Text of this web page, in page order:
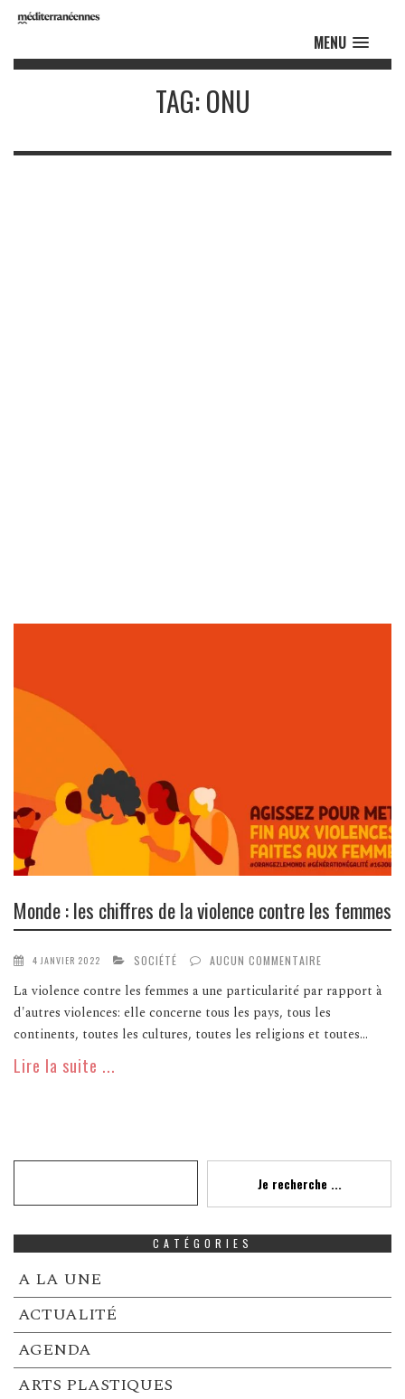
MENU
TAG: ONU
Monde : les chiffres de la violence contre les femmes
4 JANVIER 2022 SOCIÉTÉ AUCUN COMMENTAIRE
La violence contre les femmes a une particularité par rapport à
d'autres violences: elle concerne tous les pays, tous les
continents, toutes les cultures, toutes les religions et toutes...
Lire la suite ...
Je recherche ...
CATÉGORIES
A LA UNE
ACTUALITÉ
AGENDA
ARTS PLASTIQUES